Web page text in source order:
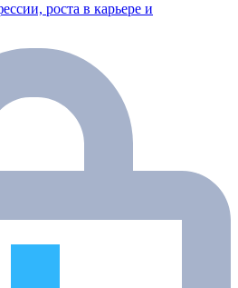
роста в карьере и